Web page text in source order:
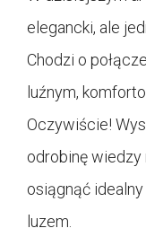
elegancki, ale
Chodzi o
luźnym,
Oczywiście!
odrobinę wiedzy
osiągnąć
luzem.